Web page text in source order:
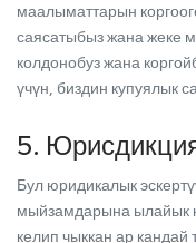
маалыматтарын
саясатыбыз жана жеке
колдонобуз жана
үчүн, биздин купуялык
5.
Бул юридикалык
мыйзамдарына ылайык
келип чыккан ар